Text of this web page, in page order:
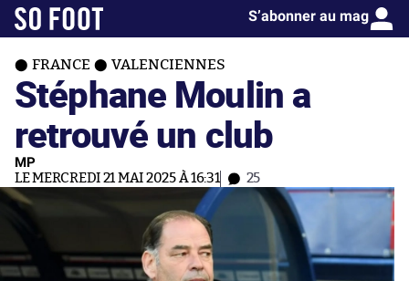
S’abonner au mag
FRANCE VALENCIENNES
Stéphane Moulin a
retrouvé un club
MP
LE MERCREDI 21 MAI 2025 À 16:31 25